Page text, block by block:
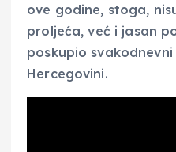
ove godine, stoga,
proljeća, već i jasan
poskupio
Hercegovini.